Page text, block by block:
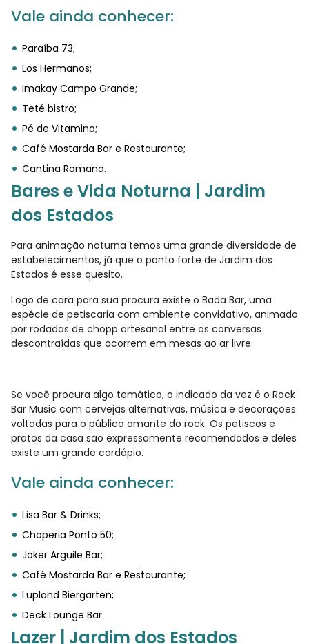
Vale ainda conhecer:
Paraíba 73;
Los Hermanos;
Imakay Campo Grande;
Teté bistro;
Pé de Vitamina;
Café Mostarda Bar e Restaurante;
Cantina Romana.
Bares e Vida Noturna | Jardim
dos Estados
Para animação noturna temos uma grande diversidade de
estabelecimentos, já que o ponto forte de Jardim dos
Estados é esse quesito.
Logo de cara para sua procura existe o Bada Bar, uma
espécie de petiscaria com ambiente convidativo, animado
por rodadas de chopp artesanal entre as conversas
descontraídas que ocorrem em mesas ao ar livre.
Se você procura algo temático, o indicado da vez é o Rock
Bar Music com cervejas alternativas, música e decorações
voltadas para o público amante do rock. Os petiscos e
pratos da casa são expressamente recomendados e deles
existe um grande cardápio.
Vale ainda conhecer:
Lisa Bar & Drinks;
Choperia Ponto 50;
Joker Arguile Bar;
Café Mostarda Bar e Restaurante;
Lupland Biergarten;
Deck Lounge Bar.
Lazer | Jardim dos Estados